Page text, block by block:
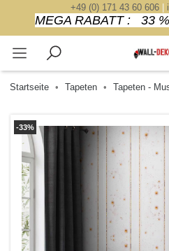
+49 (0) 171 43 60 606|
MEGA RABATT : 33
Startseite Tapeten Tapeten -
-33%